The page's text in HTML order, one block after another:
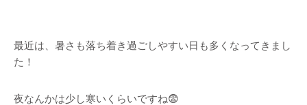
最近は、暑さも落ち着き過ごしやすい日も多くなってきまし
た！
夜なんかは少し寒いくらいですね😨